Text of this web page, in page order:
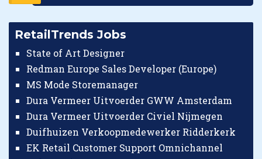
RetailTrends Jobs
State of Art Designer
Redman Europe Sales Developer (Europe)
MS Mode Storemanager
Dura Vermeer Uitvoerder GWW Amsterdam
Dura Vermeer Uitvoerder Civiel Nijmegen
Duifhuizen Verkoopmedewerker Ridderkerk
EK Retail Customer Support Omnichannel